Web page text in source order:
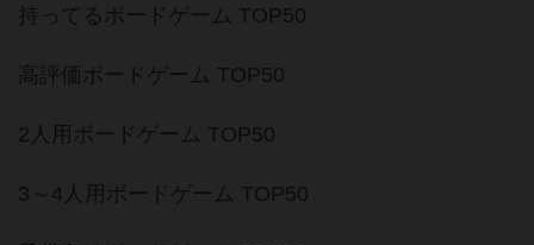
持ってるボードゲーム TOP50
高評価ボードゲーム TOP50
2人用ボードゲーム TOP50
3～4人用ボードゲーム TOP50